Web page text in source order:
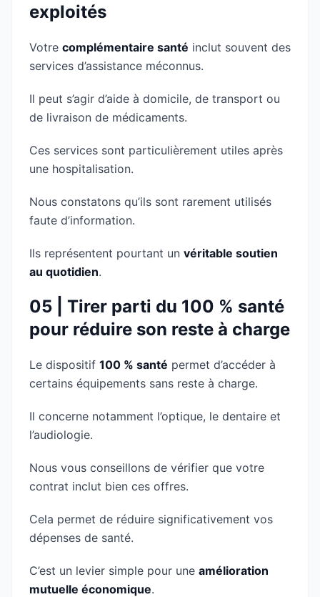
exploités
Votre complémentaire santé inclut souvent des
services d’assistance méconnus.
Il peut s’agir d’aide à domicile, de transport ou
de livraison de médicaments.
Ces services sont particulièrement utiles après
une hospitalisation.
Nous constatons qu’ils sont rarement utilisés
faute d’information.
Ils représentent pourtant un véritable soutien
au quotidien.
05 | Tirer parti du 100 % santé
pour réduire son reste à charge
Le dispositif 100 % santé permet d’accéder à
certains équipements sans reste à charge.
Il concerne notamment l’optique, le dentaire et
l’audiologie.
Nous vous conseillons de vérifier que votre
contrat inclut bien ces offres.
Cela permet de réduire significativement vos
dépenses de santé.
C’est un levier simple pour une amélioration
mutuelle économique.